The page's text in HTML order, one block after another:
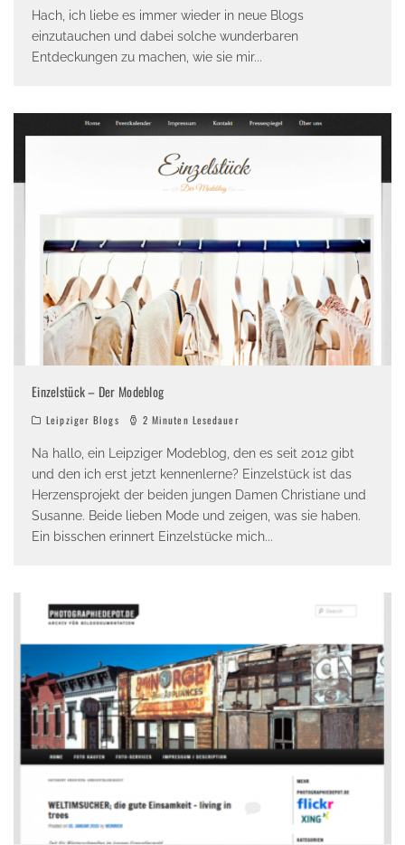
Hach, ich liebe es immer wieder in neue Blogs
einzutauchen und dabei solche wunderbaren
Entdeckungen zu machen, wie sie mir...
Einzelstück – Der Modeblog
Leipziger Blogs 2 Minuten Lesedauer
Na hallo, ein Leipziger Modeblog, den es seit 2012 gibt
und den ich erst jetzt kennenlerne? Einzelstück ist das
Herzensprojekt der beiden jungen Damen Christiane und
Susanne. Beide lieben Mode und zeigen, was sie haben.
Ein bisschen erinnert Einzelstücke mich...